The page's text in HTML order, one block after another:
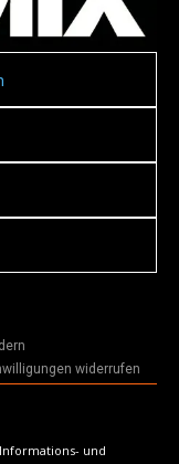
widerrufen
und